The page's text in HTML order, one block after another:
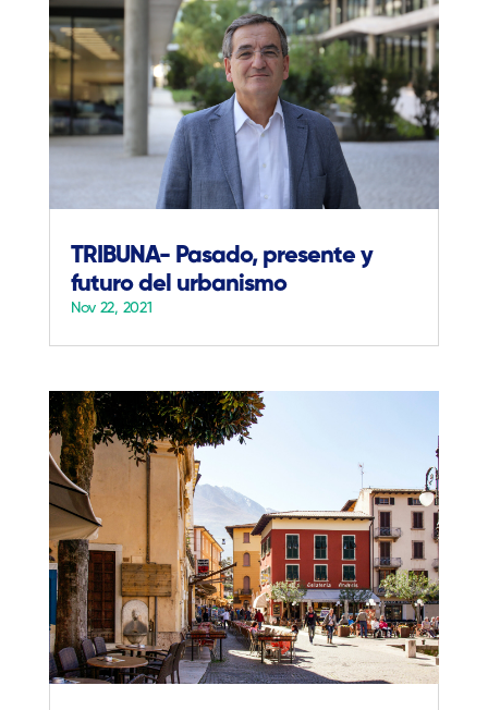
TRIBUNA- Pasado, presente y
futuro del urbanismo
Nov 22, 2021